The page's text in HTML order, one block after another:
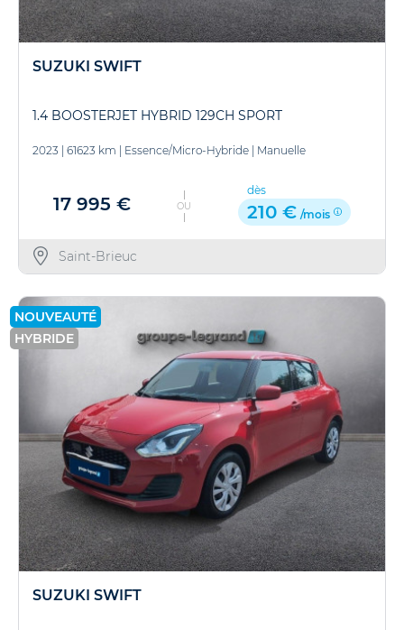
SUZUKI SWIFT
1.4 BOOSTERJET HYBRID 129CH SPORT
2023 61623 km Essence/Micro-Hybride Manuelle
17 995 € OU
dès
210 € /mois
Saint-Brieuc
NOUVEAUTÉ
HYBRIDE
SUZUKI SWIFT